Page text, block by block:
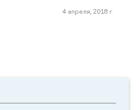
4 апреля, 2018 г.